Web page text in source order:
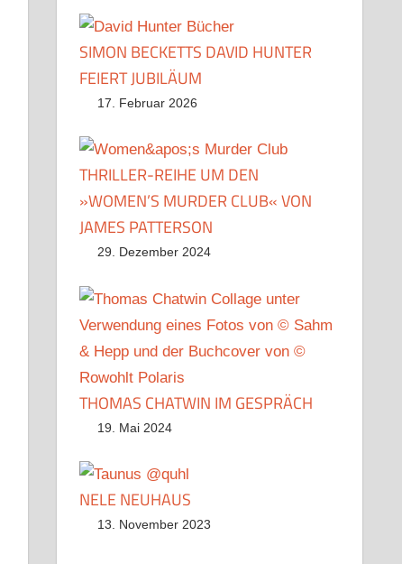
SIMON BECKETTS DAVID HUNTER
FEIERT JUBILÄUM
17. Februar 2026
THRILLER-REIHE UM DEN
»WOMEN’S MURDER CLUB« VON
JAMES PATTERSON
29. Dezember 2024
THOMAS CHATWIN IM GESPRÄCH
19. Mai 2024
NELE NEUHAUS
13. November 2023